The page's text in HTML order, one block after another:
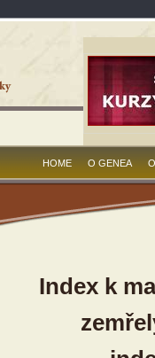
HOME O GENEA
Index k